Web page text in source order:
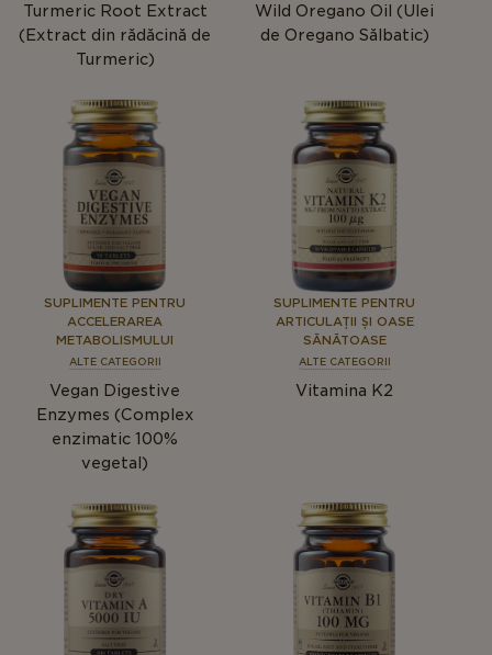
Turmeric Root Extract
(Extract din rădăcină de
Turmeric)
Wild Oregano Oil (Ulei
de Oregano Sălbatic)
SUPLIMENTE PENTRU
ACCELERAREA
METABOLISMULUI
ALTE CATEGORII
Vegan Digestive
Enzymes (Complex
enzimatic 100%
vegetal)
SUPLIMENTE PENTRU
ARTICULAȚII ȘI OASE
SĂNĂTOASE
ALTE CATEGORII
Vitamina K2